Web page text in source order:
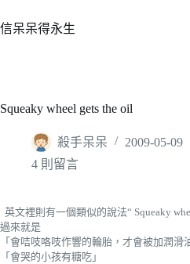
至
容
信呆呆得永生
Squeaky wheel gets the oil
殺手呆呆 2009-05-09
4 則留言
英文裡則有一個類似的說法“ Squeaky
過來就是
「會咭吱咯吱作響的輪胎，才會被加潤滑
「會哭的小孩有糖吃」